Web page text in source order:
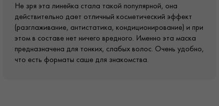
Не зря эта линейка стала такой популярной, она
действительно дает отличный косметический эффект
(разглаживание, антистатика, кондиционирование) и при
этом в составе нет ничего вредного. Именно эта маска
предназначена для тонких, слабых волос. Очень удобно,
что есть форматы саше для знакомства.